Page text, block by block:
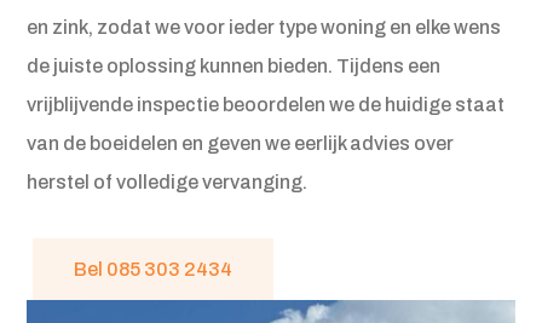
en zink, zodat we voor ieder type woning en elke wens
de juiste oplossing kunnen bieden. Tijdens een
vrijblijvende inspectie beoordelen we de huidige staat
van de boeidelen en geven we eerlijk advies over
herstel of volledige vervanging.
Bel 085 303 2434